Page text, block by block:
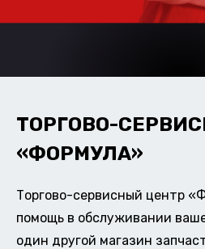
ТОРГОВО-
«ФОРМУЛА»
Торгово-сервисный центр
помощь в обслуживании
один другой магазин